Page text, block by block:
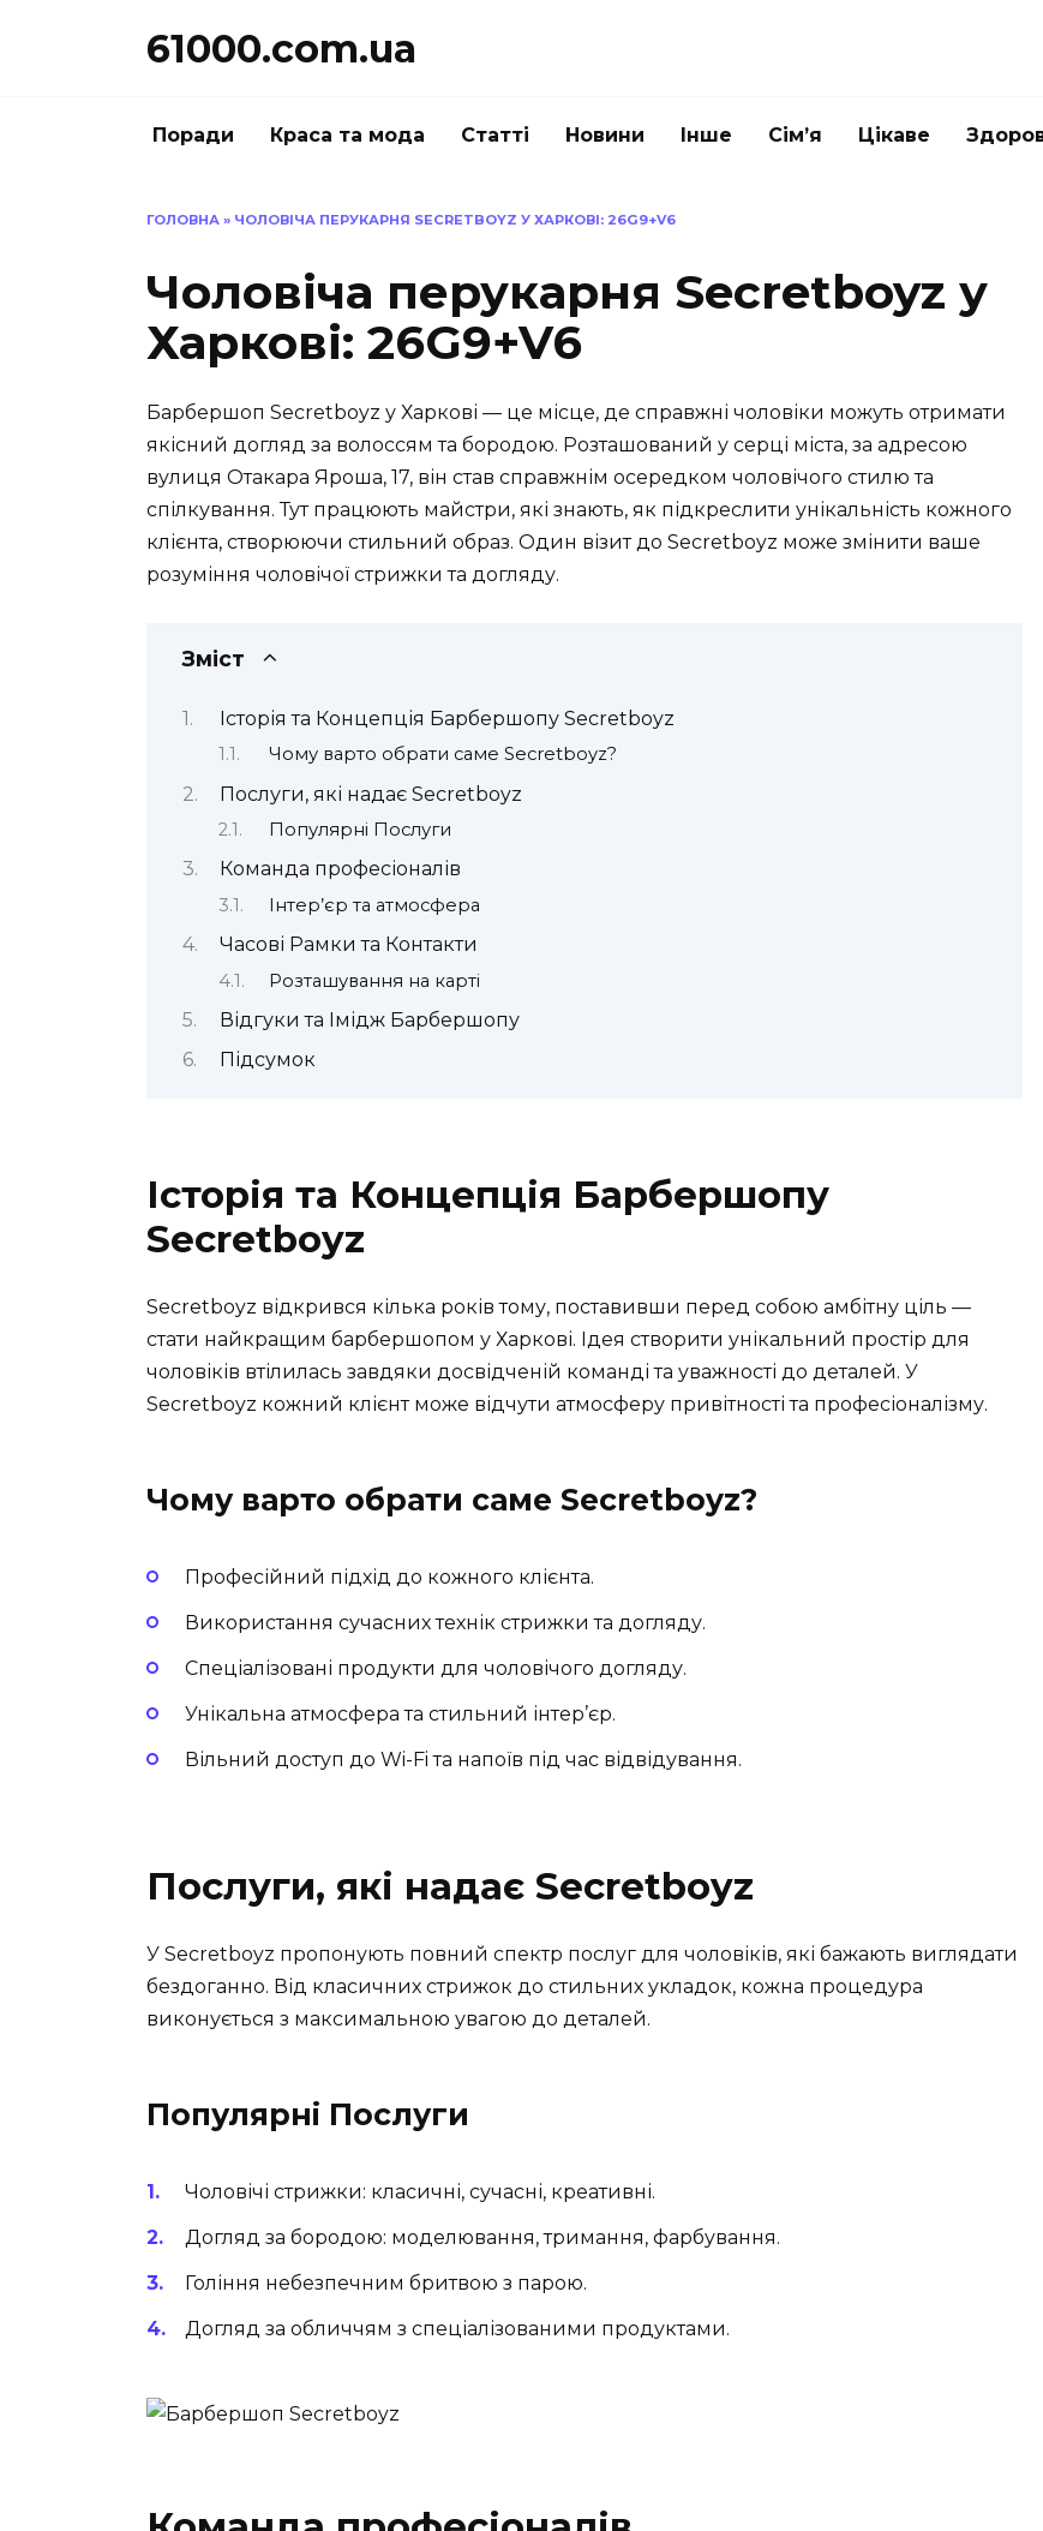
61000.com.ua
Поради Краса та мода Статті Новини Інше Сім’я Цікаве
ГОЛОВНА » ЧОЛОВІЧА ПЕРУКАРНЯ SECRETBOYZ У ХАРКОВІ: 26G9+V6
Чоловіча перукарня Secretboyz у
Харкові: 26G9+V6
Барбершоп Secretboyz у Харкові — це місце, де справжні чоловіки можуть отримати
якісний догляд за волоссям та бородою. Розташований у серці міста, за адресою
вулиця Отакара Яроша, 17, він став справжнім осередком чоловічого стилю та
спілкування. Тут працюють майстри, які знають, як підкреслити унікальність кожного
клієнта, створюючи стильний образ. Один візит до Secretboyz може змінити ваше
розуміння чоловічої стрижки та догляду.
Зміст
Історія та Концепція Барбершопу Secretboyz
Чому варто обрати саме Secretboyz?
Послуги, які надає Secretboyz
Популярні Послуги
Команда професіоналів
Інтер’єр та атмосфера
Часові Рамки та Контакти
Розташування на карті
Відгуки та Імідж Барбершопу
Підсумок
Історія та Концепція Барбершопу
Secretboyz
Secretboyz відкрився кілька років тому, поставивши перед собою амбітну ціль —
стати найкращим барбершопом у Харкові. Ідея створити унікальний простір для
чоловіків втілилась завдяки досвідченій команді та уважності до деталей. У
Secretboyz кожний клієнт може відчути атмосферу привітності та професіоналізму.
Чому варто обрати саме Secretboyz?
Професійний підхід до кожного клієнта.
Використання сучасних технік стрижки та догляду.
Спеціалізовані продукти для чоловічого догляду.
Унікальна атмосфера та стильний інтер’єр.
Вільний доступ до Wi-Fi та напоїв під час відвідування.
Послуги, які надає Secretboyz
У Secretboyz пропонують повний спектр послуг для чоловіків, які бажають виглядати
бездоганно. Від класичних стрижок до стильних укладок, кожна процедура
виконується з максимальною увагою до деталей.
Популярні Послуги
Чоловічі стрижки: класичні, сучасні, креативні.
Догляд за бородою: моделювання, тримання, фарбування.
Гоління небезпечним бритвою з парою.
Догляд за обличчям з спеціалізованими продуктами.